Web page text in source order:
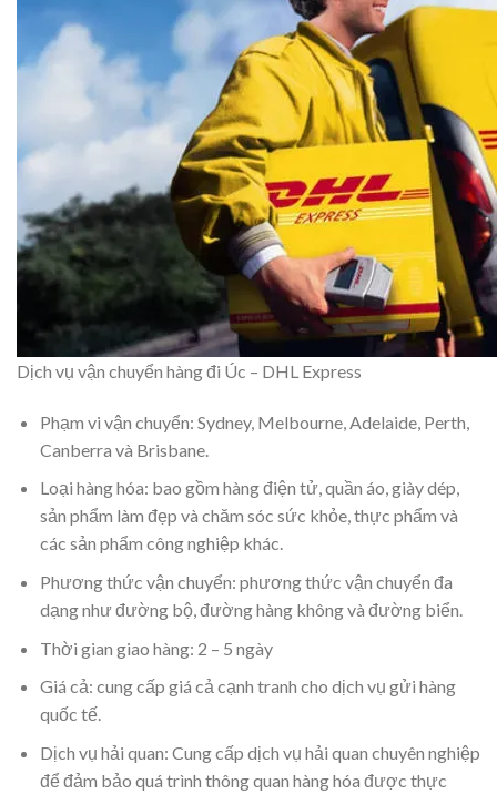
Dịch vụ vận chuyển hàng đi Úc – DHL Express
Phạm vi vận chuyển: Sydney, Melbourne, Adelaide, Perth,
Canberra và Brisbane.
Loại hàng hóa: bao gồm hàng điện tử, quần áo, giày dép,
sản phẩm làm đẹp và chăm sóc sức khỏe, thực phẩm và
các sản phẩm công nghiệp khác.
Phương thức vận chuyển: phương thức vận chuyển đa
dạng như đường bộ, đường hàng không và đường biển.
Thời gian giao hàng: 2 – 5 ngày
Giá cả: cung cấp giá cả cạnh tranh cho dịch vụ gửi hàng
quốc tế.
Dịch vụ hải quan: Cung cấp dịch vụ hải quan chuyên nghiệp
để đảm bảo quá trình thông quan hàng hóa được thực